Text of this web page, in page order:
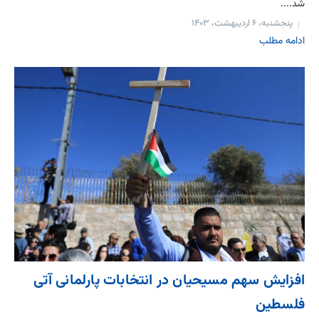
شد....
پنجشنبه، ۶ اردیبهشت، ۱۴۰۳
ادامه مطلب
افزایش سهم مسیحیان در انتخابات پارلمانی آتی
فلسطین